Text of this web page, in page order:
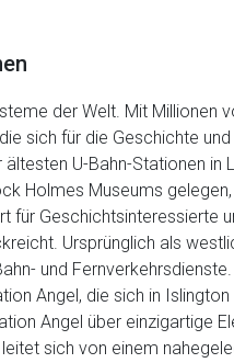
der Welt. Mit Millionen
sich für die Geschichte
U-Bahn-Stationen in
Holmes Museums
für Geschichtsinteressierte
Ursprünglich als
und
Angel, die sich in
Angel über einzigartige
sich von einem